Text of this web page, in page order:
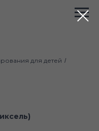
для детей /